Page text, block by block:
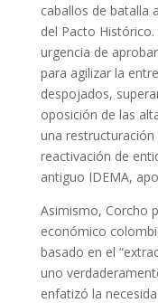
caballos de batalla
del Pacto
urgencia de
para agilizar la
despojados,
oposición de las
una
reactivación de
antiguo IDEMA,
Asimismo, Corcho
económico
basado en el
uno
enfatizó la